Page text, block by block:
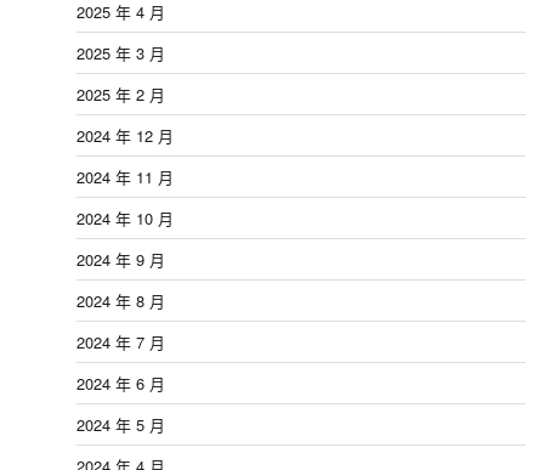
2025 年 4 月
2025 年 3 月
2025 年 2 月
2024 年 12 月
2024 年 11 月
2024 年 10 月
2024 年 9 月
2024 年 8 月
2024 年 7 月
2024 年 6 月
2024 年 5 月